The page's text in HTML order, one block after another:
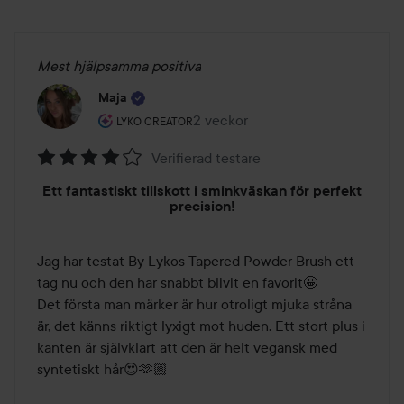
Mest hjälpsamma positiva
Maja
LYKO CREATOR
Användarens roll: Lyko Creator.
2 veckor
Inlägget skapades 2 veckor
4
Verifierad testare
Ett fantastiskt tillskott i sminkväskan för perfekt
precision!
Jag har testat By Lykos Tapered Powder Brush ett
tag nu och den har snabbt blivit en favorit🤩
Det första man märker är hur otroligt mjuka stråna
är, det känns riktigt lyxigt mot huden. Ett stort plus i
kanten är självklart att den är helt vegansk med
syntetiskt hår😍🫶🏼